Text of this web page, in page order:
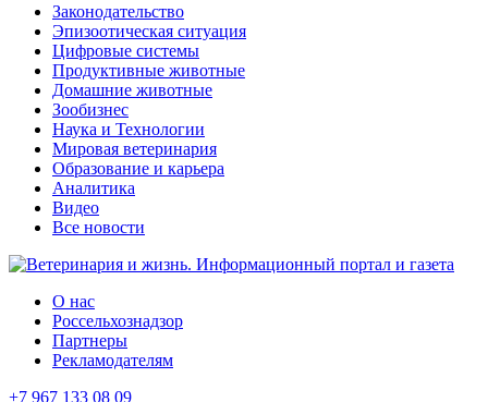
Законодательство
Эпизоотическая ситуация
Цифровые системы
Продуктивные животные
Домашние животные
Зообизнес
Наука и Технологии
Мировая ветеринария
Образование и карьера
Аналитика
Видео
Все новости
О нас
Россельхознадзор
Партнеры
Рекламодателям
+7 967 133 08 09